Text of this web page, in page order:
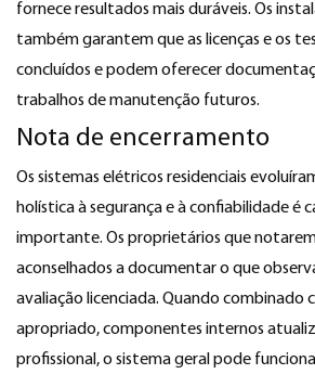
fornece resultados mais duráveis. Os
também garantem que as licenças e os
concluídos e podem oferecer
trabalhos de manutenção futuros.
Nota de encerramento
Os sistemas elétricos residenciais
holística à segurança e à confiabilidade é
importante. Os proprietários que notarem
aconselhados a documentar o que
avaliação licenciada. Quando combinado
apropriado, componentes internos
profissional, o sistema geral pode